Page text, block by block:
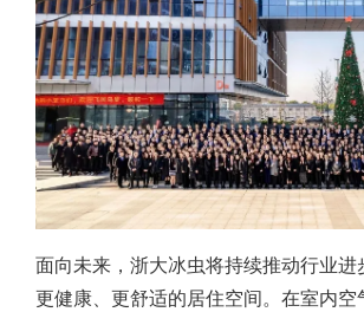
面向未来，浙大冰虫将持续推动行业进
更健康、更舒适的居住空间。在室内空